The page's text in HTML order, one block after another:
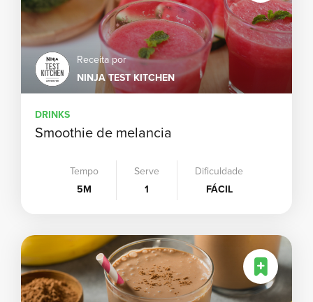
Receita por
NINJA TEST KITCHEN
DRINKS
Smoothie de melancia
Tempo
5M
Serve
1
Dificuldade
FÁCIL